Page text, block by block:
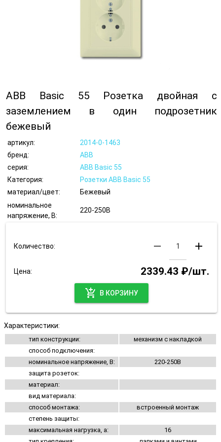
ABB Basic 55 Розетка двойная с
заземлением в один подрозетник
бежевый
артикул:
2014-0-1463
бренд:
ABB
серия:
ABB Basic 55
Категория:
Розетки ABB Basic 55
материал/цвет:
Бежевый
номинальное
напряжение, В:
220-250В
Количество: remove add
Цена:
2339.43 ₽/шт.
add_shopping_cart
В КОРЗИНУ
Характеристики:
тип конструкции:
механизм с накладкой
способ подключения:
номинальное напряжение, В:
220-250В
защита розеток:
материал:
вид материала:
способ монтажа:
встроенный монтаж
степень защиты:
максимальная нагрузка, а:
16